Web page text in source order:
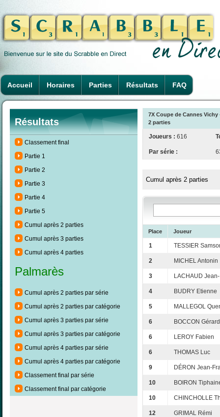
Accueil Horaires Parties Résultats FAQ
Résultats
Classement final
Partie 1
Partie 2
Partie 3
Partie 4
Partie 5
Cumul après 2 parties
Cumul après 3 parties
Cumul après 4 parties
Palmarès
Cumul après 2 parties par série
Cumul après 2 parties par catégorie
Cumul après 3 parties par série
Cumul après 3 parties par catégorie
Cumul après 4 parties par série
Cumul après 4 parties par catégorie
Classement final par série
Classement final par catégorie
7X Coupe de Cannes
2 parties
Joueurs : 616
Par série :
Cumul après 2 parties
Place Joueur
1 TESSIER
2 MICHEL Antonin
3 LACHAUD
4 BUDRY Etienne
5 MALLEGOL
6 BOCCON Gérard
6 LEROY Fabien
6 THOMAS Luc
9 DÉRON Jean-
10 BOIRON
10 CHINCHOLLE
12 GRIMAL Rémi